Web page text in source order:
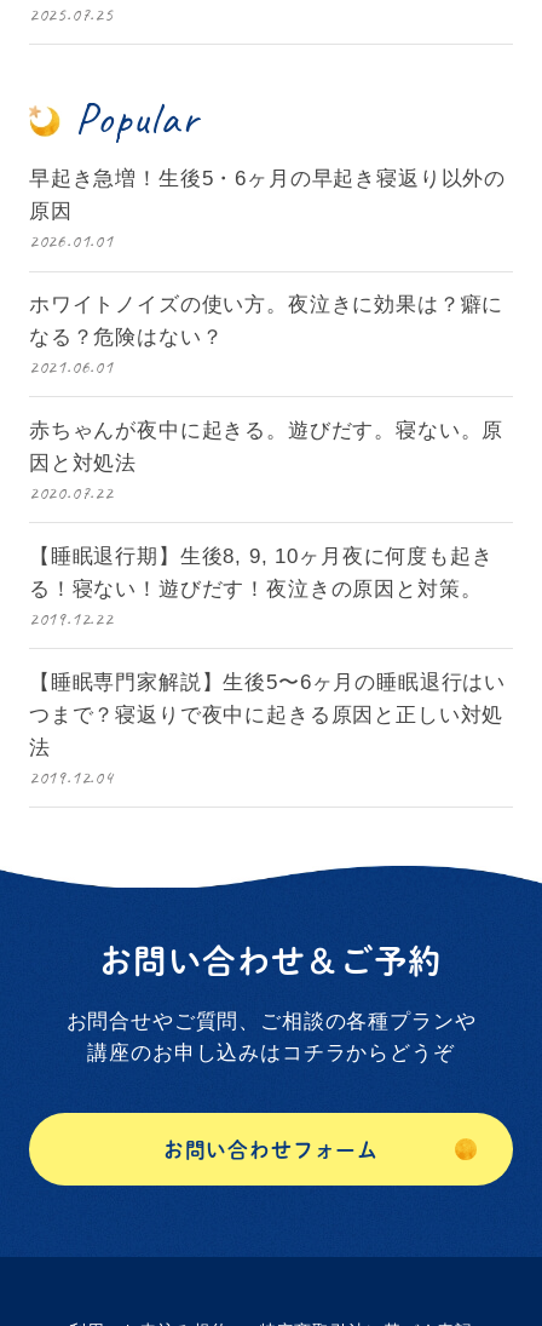
2025.07.25
Popular
早起き急増！生後5・6ヶ月の早起き寝返り以外の
原因
2026.01.01
ホワイトノイズの使い方。夜泣きに効果は？癖に
なる？危険はない？
2021.06.01
赤ちゃんが夜中に起きる。遊びだす。寝ない。原
因と対処法
2020.07.22
【睡眠退行期】生後8, 9, 10ヶ月夜に何度も起き
る！寝ない！遊びだす！夜泣きの原因と対策。
2019.12.22
【睡眠専門家解説】生後5〜6ヶ月の睡眠退行はい
つまで？寝返りで夜中に起きる原因と正しい対処
法
2019.12.04
お問い合わせ＆ご予約
お問合せやご質問、ご相談の各種プランや
講座のお申し込みはコチラからどうぞ
お問い合わせフォーム